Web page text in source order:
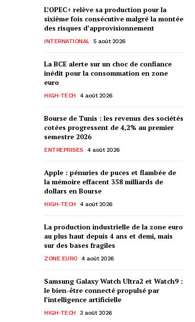
L’OPEC+ relève sa production pour la
sixième fois consécutive malgré la montée
des risques d’approvisionnement
INTERNATIONAL 5 août 2026
La BCE alerte sur un choc de confiance
inédit pour la consommation en zone
euro
HIGH-TECH 4 août 2026
Bourse de Tunis : les revenus des sociétés
cotées progressent de 4,2% au premier
semestre 2026
ENTREPRISES 4 août 2026
Apple : pénuries de puces et flambée de
la mémoire effacent 358 milliards de
dollars en Bourse
HIGH-TECH 4 août 2026
La production industrielle de la zone euro
au plus haut depuis 4 ans et demi, mais
sur des bases fragiles
ZONE EURO 4 août 2026
Samsung Galaxy Watch Ultra2 et Watch9 :
le bien-être connecté propulsé par
l’intelligence artificielle
HIGH-TECH 3 août 2026